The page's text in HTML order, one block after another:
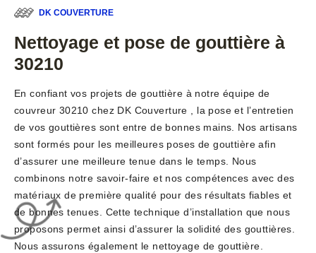
DK COUVERTURE
Nettoyage et pose de gouttière à
30210
En confiant vos projets de gouttière à notre équipe de
couvreur 30210 chez DK Couverture , la pose et l’entretien
de vos gouttières sont entre de bonnes mains. Nos artisans
sont formés pour les meilleures poses de gouttière afin
d’assurer une meilleure tenue dans le temps. Nous
combinons notre savoir-faire et nos compétences avec des
matériaux de première qualité pour des résultats fiables et
de bonnes tenues. Cette technique d’installation que nous
proposons permet ainsi d’assurer la solidité des gouttières.
Nous assurons également le nettoyage de gouttière.